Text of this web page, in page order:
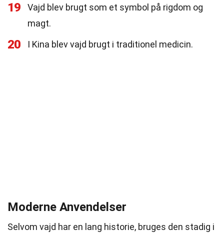
19
Vajd blev brugt som et symbol på rigdom og
magt.
20 I Kina blev vajd brugt i traditionel medicin.
Moderne Anvendelser
Selvom vajd har en lang historie, bruges den stadig i